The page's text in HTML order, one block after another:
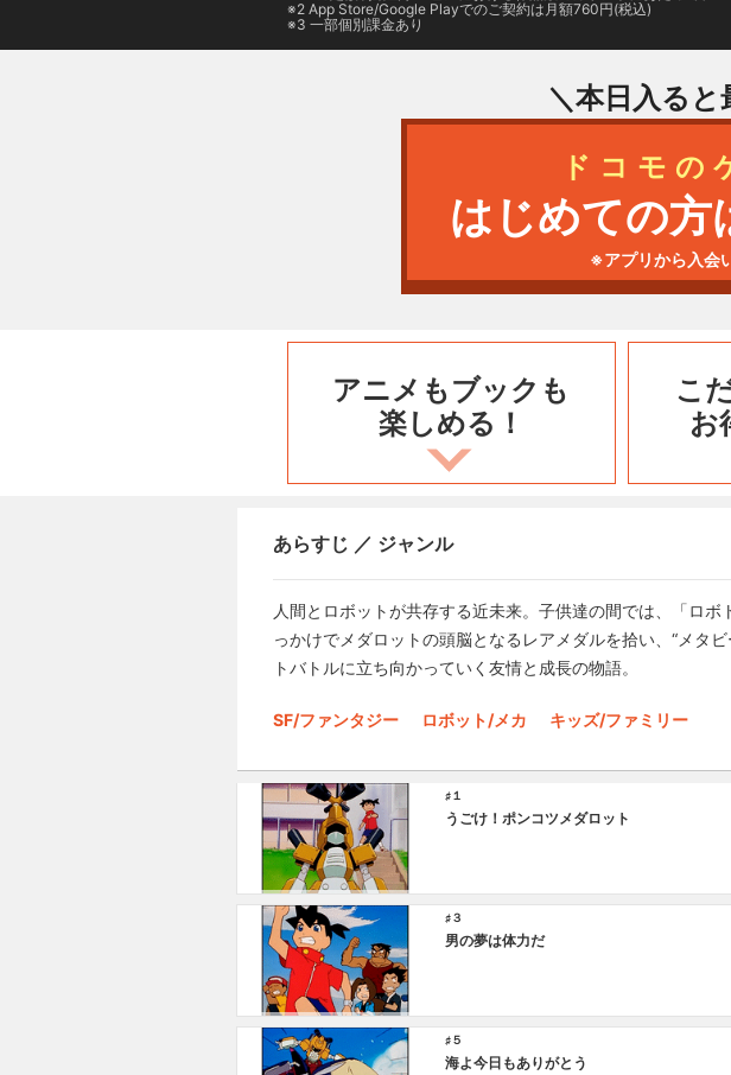
2 App Store/Google Playでのご契約は月額760円(税込)
3 一部個別課金あり
＼本日入ると
ドコモの
はじめての方
※アプリから入会
アニメもブックも
楽しめる！
こ
お
あらすじ ／ ジャンル
人間とロボットが共存する近未来。子供達の間では、「ロ
っかけでメダロットの頭脳となるレアメダルを拾い、“メタ
トバトルに立ち向かっていく友情と成長の物語。
SF/ファンタジー ロボット/メカ キッズ/ファミリー
♯１
うごけ！ポンコツメダロット
♯３
男の夢は体力だ
♯５
海よ今日もありがとう